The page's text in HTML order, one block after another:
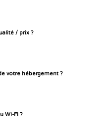
/ prix ?
votre hébergement ?
Wi-Fi ?